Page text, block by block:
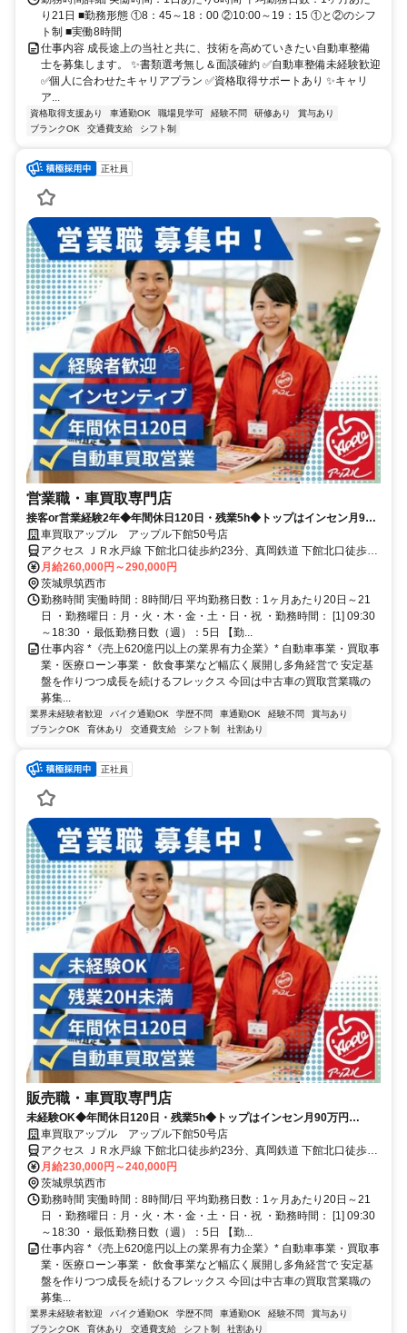
り21日 ■勤務形態 ①8：45～18：00 ②10:00～19：15 ①と②のシフ
ト制 ■実働8時間
仕事内容 成長途上の当社と共に、技術を高めていきたい自動車整備
士を募集します。 ✨書類選考無し＆面談確約 ✅自動車整備未経験歓迎
✅個人に合わせたキャリアプラン ✅資格取得サポートあり ✨キャリ
ア...
資格取得支援あり 車通勤OK 職場見学可 経験不問 研修あり
賞与あり
ブランクOK
交通費支給 シフト制
正社員
営業職・車買取専門店
接客or営業経験2年◆年間休日120日・残業5h◆トップはインセン月90
万円◆100%反響型◆飛込みテレアポノルマなし
車買取アップル アップル下館50号店
アクセス ＪＲ水戸線 下館北口徒歩約23分、真岡鉄道 下館北口徒歩約
23分、関東鉄道常総線 下館北口徒歩約23分
月給260,000円～290,000円
茨城県筑西市
勤務時間 実働時間：8時間/日 平均勤務日数：1ヶ月あたり20日～21
日 ・勤務曜日：月・火・木・金・土・日・祝 ・勤務時間： [1] 09:30
～18:30 ・最低勤務日数（週）：5日 【勤...
仕事内容 *《売上620億円以上の業界有力企業》* 自動車事業・買取事
業・医療ローン事業・ 飲食事業など幅広く展開し多角経営で 安定基
盤を作りつつ成長を続けるフレックス 今回は中古車の買取営業職の
募集...
業界未経験者歓迎 バイク通勤OK 学歴不問 車通勤OK 経験不問
賞与あり
ブランクOK
育休あり 交通費支給 シフト制 社割あり
正社員
販売職・車買取専門店
未経験OK◆年間休日120日・残業5h◆トップはインセン月90万円
◆100%反響型◆飛込みテレアポノルマなし◆
車買取アップル アップル下館50号店
アクセス ＪＲ水戸線 下館北口徒歩約23分、真岡鉄道 下館北口徒歩約
23分、関東鉄道常総線 下館北口徒歩約23分
月給230,000円～240,000円
茨城県筑西市
勤務時間 実働時間：8時間/日 平均勤務日数：1ヶ月あたり20日～21
日 ・勤務曜日：月・火・木・金・土・日・祝 ・勤務時間： [1] 09:30
～18:30 ・最低勤務日数（週）：5日 【勤...
仕事内容 *《売上620億円以上の業界有力企業》* 自動車事業・買取事
業・医療ローン事業・ 飲食事業など幅広く展開し多角経営で 安定基
盤を作りつつ成長を続けるフレックス 今回は中古車の買取営業職の
募集...
業界未経験者歓迎 バイク通勤OK 学歴不問 車通勤OK 経験不問
賞与あり
ブランクOK
育休あり 交通費支給 シフト制 社割あり